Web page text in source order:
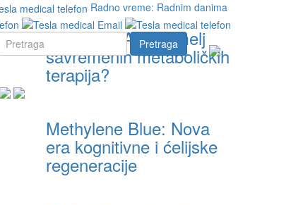
Radno vreme: Radnim danima
Pretraga
Zašto je NAD+ temelj
savremenih metaboličkih
terapija?
Methylene Blue: Nova
era kognitivne i ćelijske
regeneracije